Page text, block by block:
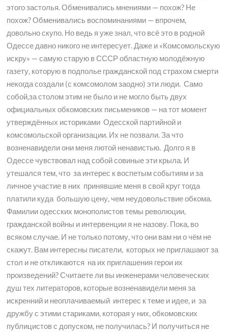
этого застолья. Обменивались мнениями — похож? Не
похож? Обменивались воспоминаниями — впрочем,
довольно скупо. Но ведь я уже знал, что всё это в родной
Одессе давно никого не интересует. Даже и «Комсомольскую
искру» — самую старую в СССР областную молодёжную
газету, которую в подполье гражданской под страхом смерти
некогда создали (с комсомолом заодно) эти люди. Само
собой,за столом этим не было и не могло быть двух
официальных обкомовских письмеников — на тот момент
утверждённых историками Одесской партийной и
комсомольской организации. Их не позвали. За что
возненавидели они меня лютой ненавистью. Долго я в
Одессе чувствовал над собой совиные эти крыла. И
утешался тем, что за интерес к воспетым событиям и за
личное участие в них принявшие меня в свой круг тогда
платили куда большую цену, чем неудовольствие обкома.
Фамилии одесских монополистов темы революции,
гражданской войны и интервенции я не назову. Пока, во
всяком случае. И не только потому, что они вам ни о чём не
скажут. Вам интересны писатели, которых не приглашают за
стол и не откликаются на их приглашения герои их
произведений? Считаете ли вы инженерами человеческих
душ тех литераторов, которые возненавидели меня за
искренний и неоплачиваемый интерес к теме и идее, и за
дружбу с этими стариками, которая у них, обкомовских
публицистов с допуском, не получилась? И получиться не